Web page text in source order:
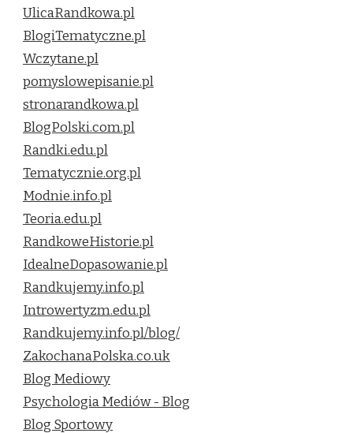
UlicaRandkowa.pl
BlogiTematyczne.pl
Wczytane.pl
pomyslowepisanie.pl
stronarandkowa.pl
BlogPolski.com.pl
Randki.edu.pl
Tematycznie.org.pl
Modnie.info.pl
Teoria.edu.pl
RandkoweHistorie.pl
IdealneDopasowanie.pl
Randkujemy.info.pl
Introwertyzm.edu.pl
Randkujemy.info.pl/blog/
ZakochanaPolska.co.uk
Blog Mediowy
Psychologia Mediów - Blog
Blog Sportowy